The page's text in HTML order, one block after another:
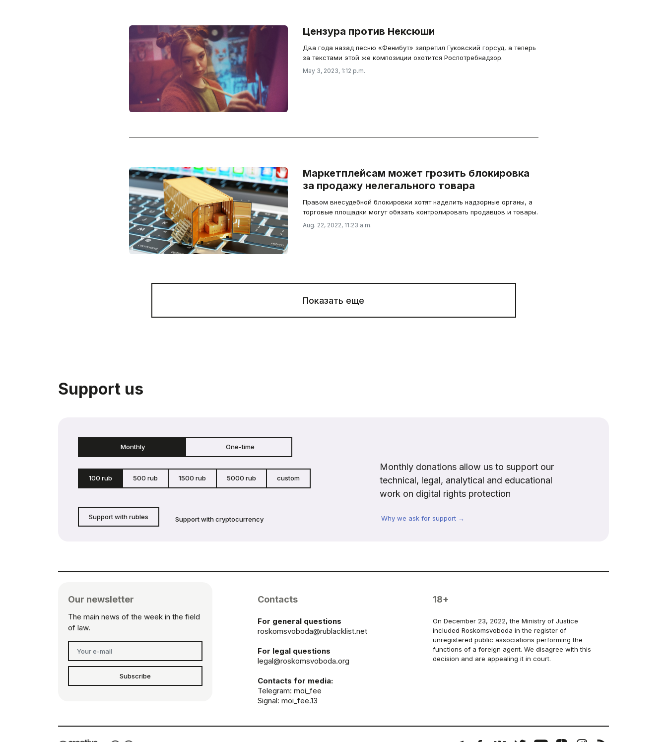
Цензура против Нексюши
Два года назад песню «Фенибут» запретил Гуковский горсуд, а теперь
за текстами этой же композиции охотится Роспотребнадзор.
May 3, 2023, 1:12 p.m.
Маркетплейсам может грозить блокировка
за продажу нелегального товара
Правом внесудебной блокировки хотят наделить надзорные органы, а
торговые площадки могут обязать контролировать продавцов и товары.
Aug. 22, 2022, 11:23 a.m.
Показать еще
Support us
Monthly One-time
100 rub 500 rub 1500 rub 5000 rub custom
Support with rubles Support with cryptocurrency
Monthly donations allow us to support our
technical, legal, analytical and educational
work on digital rights protection
Why we ask for support →
Our newsletter
The main news of the week in the field
of law.
Subscribe
Contacts
For general questions
roskomsvoboda@rublacklist.net
For legal questions
legal@roskomsvoboda.org
Contacts for media:
Telegram: moi_fee
Signal: moi_fee.13
18+
On December 23, 2022, the Ministry of Justice
included Roskomsvoboda in the register of
unregistered public associations performing the
functions of a foreign agent. We disagree with this
decision and are appealing it in court.